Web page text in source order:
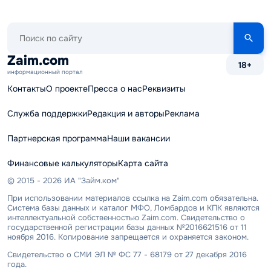
сайту
Zaim.com
информационный портал
18+
КонтактыО проектеПресса о насРеквизиты
Служба поддержкиРедакция и авторыРеклама
Партнерская программаНаши вакансии
Финансовые калькуляторыКарта сайта
© 2015 - 2026 ИА "Займ.ком"
При использовании материалов ссылка на Zaim.com обязательна.
Система базы данных и каталог МФО, Ломбардов и КПК являются
интеллектуальной собственностью Zaim.com. Свидетельство о
государственной регистрации базы данных №2016621516 от 11
ноября 2016. Копирование запрещается и охраняется законом.
Свидетельство о СМИ ЭЛ № ФС 77 - 68179 от 27 декабря 2016
года.